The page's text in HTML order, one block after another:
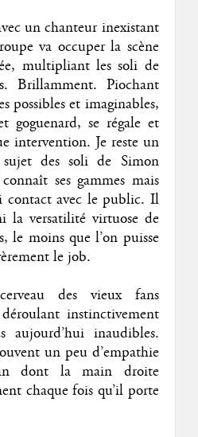
un chanteur inexistant
va occuper la scène
multipliant les soli de
Brillamment. Piochant
possibles et imaginables,
goguenard, se régale et
intervention. Je reste un
des soli de Simon
ses gammes mais
contact avec le public. Il
la versatilité virtuose de
le moins que l’on puisse
le job.
des vieux fans
instinctivement
aujourd’hui inaudibles.
un peu d’empathie
dont la main droite
chaque fois qu’il porte